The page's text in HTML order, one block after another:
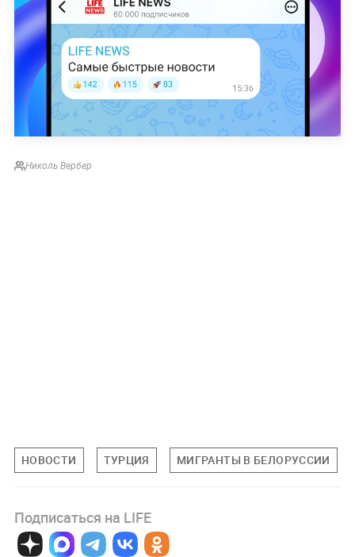
Николь Вербер
НОВОСТИ ТУРЦИЯ МИГРАНТЫ В БЕЛОРУССИИ
Подписаться на LIFE